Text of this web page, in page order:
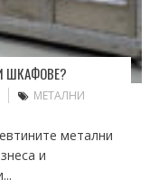
ШКАФОВЕ?
МЕТАЛНИ
метални
и